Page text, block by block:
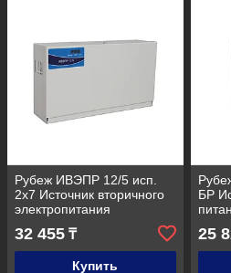
Рубеж ИВЭПР 12/5 исп.
2х7 Источник вторичного
электропитания
резервированный
32 455 ₸
Купить
БР
25